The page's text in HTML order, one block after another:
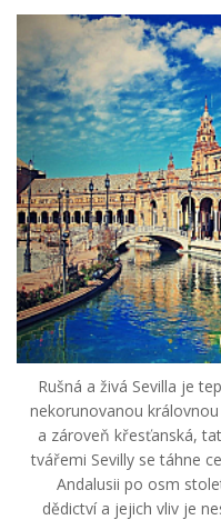
Rušná a živá Sevilla je
nekorunovanou
a zároveň křesťanská,
tvářemi Sevilly se táhne
Andalusii po osm
dědictví a jejich vliv je